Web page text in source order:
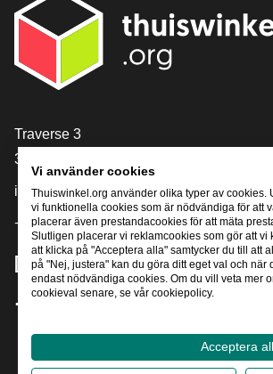
[_General:Contact]
Traverse 3
3905 NL Veenendaal
info@thuiswinkel.org
+31 (0)318 64 85 75
[_General:SocialMediaTitle]
Vi använder cookies
Thuiswinkel.org använder olika typer av
vi funktionella cookies som är nödvändiga för att
placerar även prestandacookies för att mäta
Slutligen placerar vi reklamcookies som gör att
att klicka på "Acceptera alla" samtycker du till att
på "Nej, justera" kan du göra ditt eget val och när
endast nödvändiga cookies. Om du vill veta mer
cookieval senare, se vår cookiepolicy.
Acceptera